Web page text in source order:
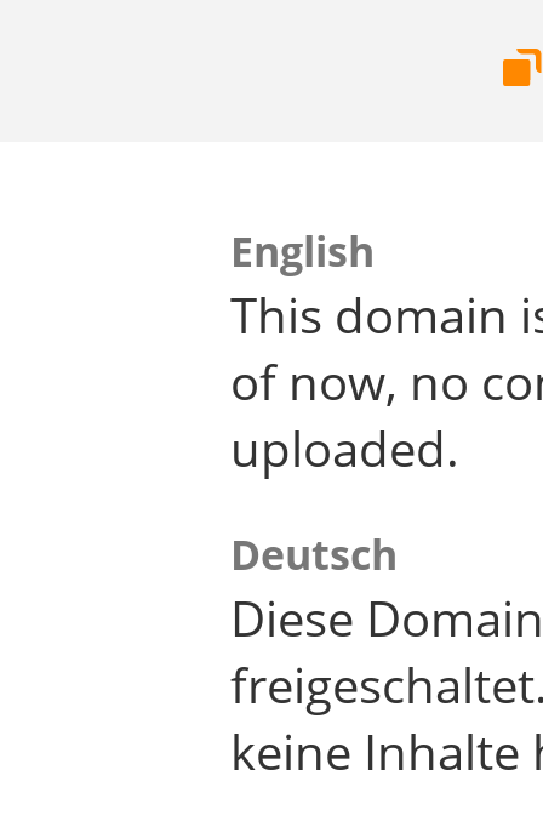
English
This domain
of now, no
uploaded.
Deutsch
Diese
keine Inhalte